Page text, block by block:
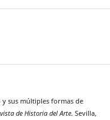
y sus múltiples formas de
de Historia del Arte. Sevilla,